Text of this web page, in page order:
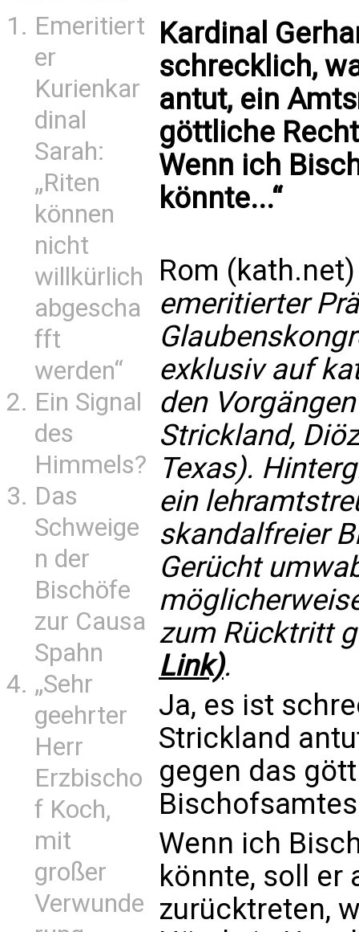
Emeritiert
er
Kurienkar
dinal
Sarah:
„Riten
können
nicht
willkürlich
abgescha
fft
werden“
Ein Signal
des
Himmels?
Das
Schweige
n der
Bischöfe
zur Causa
Spahn
„Sehr
geehrter
Herr
Erzbischo
f Koch,
mit
großer
Verwunde
Kardinal
schrecklich,
antut, ein
göttliche
Wenn ich
könnte...“
Rom
emeritierter
exklusiv auf
den
Strickland,
Texas).
ein
skandalfreier
Gerücht
zum Rücktritt
Link).
Ja, es ist
Strickland
gegen das
Wenn ich
könnte, soll er
zurücktreten,